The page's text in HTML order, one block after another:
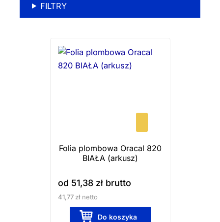
FILTRY
Folia plombowa Oracal 820
BIAŁA (arkusz)
od 51,38 złbrutto
41,77 złnetto
Do koszyka
produkt
Opcje
na